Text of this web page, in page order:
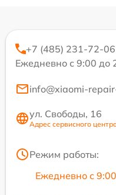
+7 (485) 231-72-06
Ежедневно с 9:00 до
info@xiaomi-
ул. Свободы, 16
Адрес сервисного
Режим работы:
Ежедневно с